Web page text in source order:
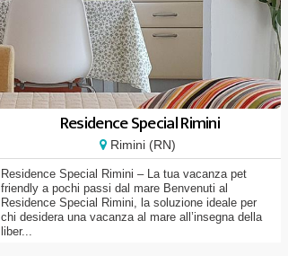
Residence Special Rimini
Rimini (RN)
Residence Special Rimini – La tua vacanza pet
friendly a pochi passi dal mare Benvenuti al
Residence Special Rimini, la soluzione ideale per
chi desidera una vacanza al mare all’insegna della
liber...